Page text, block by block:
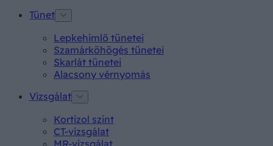
Tünet
Lepkehimlő tünetei
Szamárköhögés tünetei
Skarlát tünetei
Alacsony vérnyomás
Vizsgálat
Kortizol szint
CT-vizsgálat